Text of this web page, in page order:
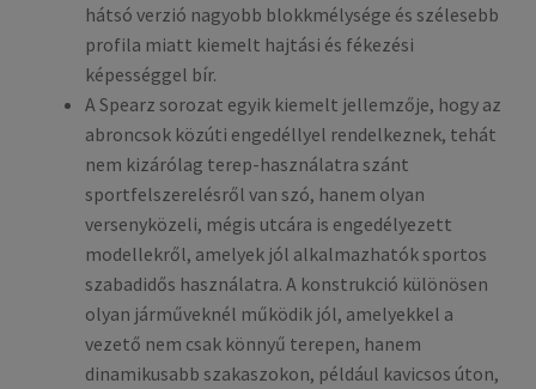
hátsó verzió nagyobb blokkmélysége és szélesebb
profila miatt kiemelt hajtási és fékezési
képességgel bír.
A Spearz sorozat egyik kiemelt jellemzője, hogy az
abroncsok közúti engedéllyel rendelkeznek, tehát
nem kizárólag terep-használatra szánt
sportfelszerelésről van szó, hanem olyan
versenyközeli, mégis utcára is engedélyezett
modellekről, amelyek jól alkalmazhatók sportos
szabadidős használatra. A konstrukció különösen
olyan járműveknél működik jól, amelyekkel a
vezető nem csak könnyű terepen, hanem
dinamikusabb szakaszokon, például kavicsos úton,